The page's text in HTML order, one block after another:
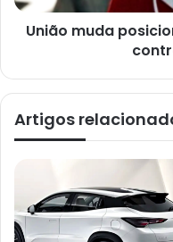
União muda
Artigos